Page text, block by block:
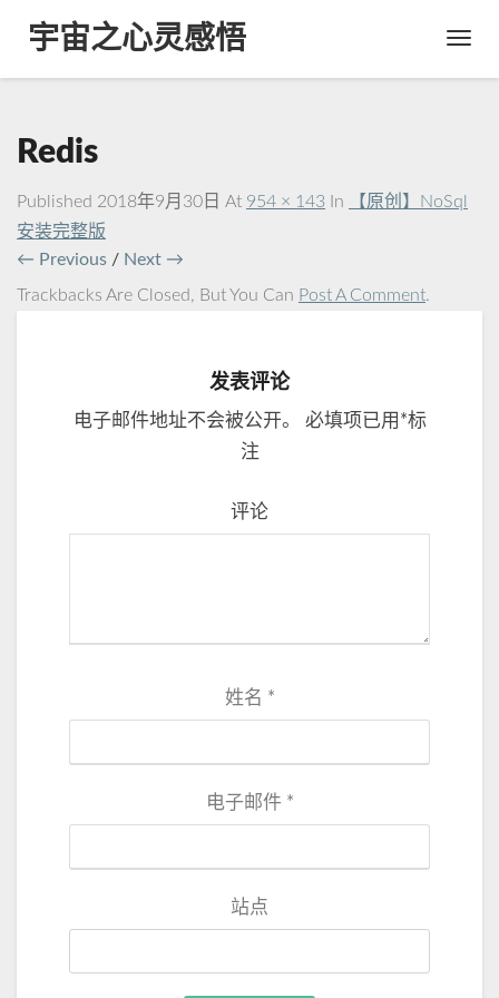
Toggle
宇宙之心灵感悟
Redis
Published 2018年9月30日 At 954 × 143 In
【原创】NoSql
安装完整版
← Previous / Next →
Trackbacks Are Closed, But You Can Post A Comment.
发表评论
电子邮件地址不会被公开。 必填项已用 *标
注
评论
姓名 *
电子邮件 *
站点